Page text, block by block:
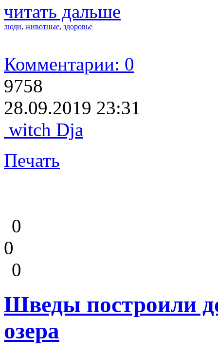
читать дальше
люди, животные, здоровье
Комментарии: 0
9758
28.09.2019 23:31
witch Dja
Печать
0
0
0
Шведы построили
озера